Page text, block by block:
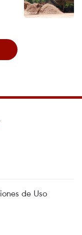
de Uso